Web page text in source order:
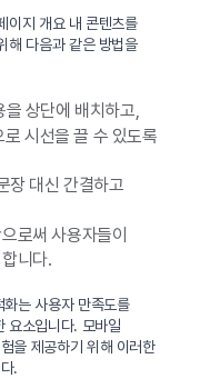
이지 개요 내 콘텐츠를
해 다음과 같은 방법을
상단에 배치하고,
시선을 끌 수 있도록
장 대신 간결하고
로써 사용자들이
니다.
는 사용자 만족도를
요소입니다. 모바일
을 제공하기 위해 이러한
.